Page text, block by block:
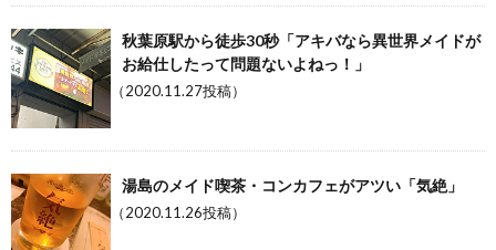
秋葉原駅から徒歩30秒「アキバなら異世界メイドが
お給仕したって問題ないよねっ！」
（2020.11.27投稿）
湯島のメイド喫茶・コンカフェがアツい「気絶」
（2020.11.26投稿）